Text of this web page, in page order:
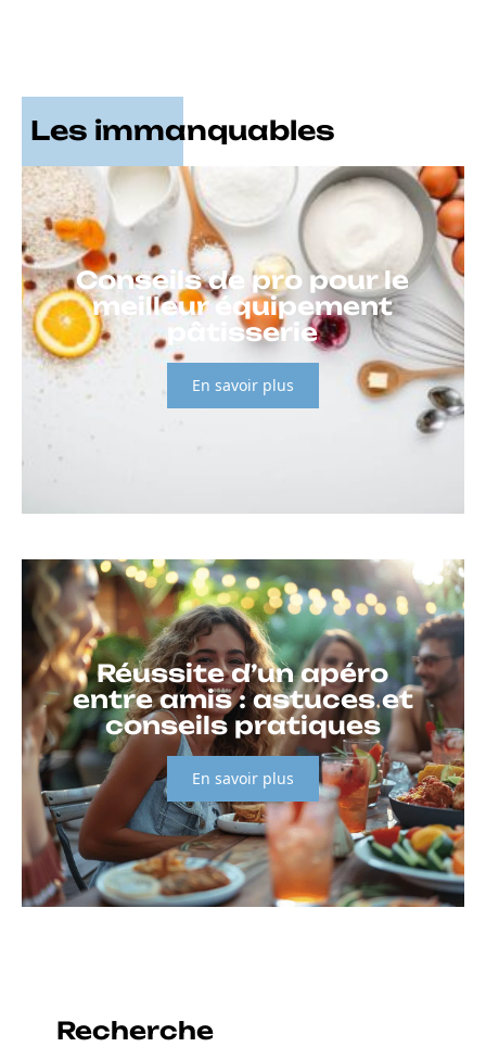
Les immanquables
Conseils de pro pour le
meilleur équipement
pâtisserie
En savoir plus
Réussite d’un apéro
entre amis : astuces et
conseils pratiques
En savoir plus
Recherche